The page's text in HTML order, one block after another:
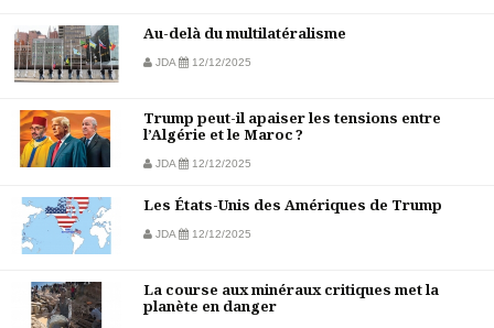
Au-delà du multilatéralisme
JDA 12/12/2025
Trump peut-il apaiser les tensions entre
l’Algérie et le Maroc ?
JDA 12/12/2025
Les États-Unis des Amériques de Trump
JDA 12/12/2025
La course aux minéraux critiques met la
planète en danger